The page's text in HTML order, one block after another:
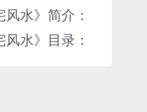
水》简介：
水》目录：